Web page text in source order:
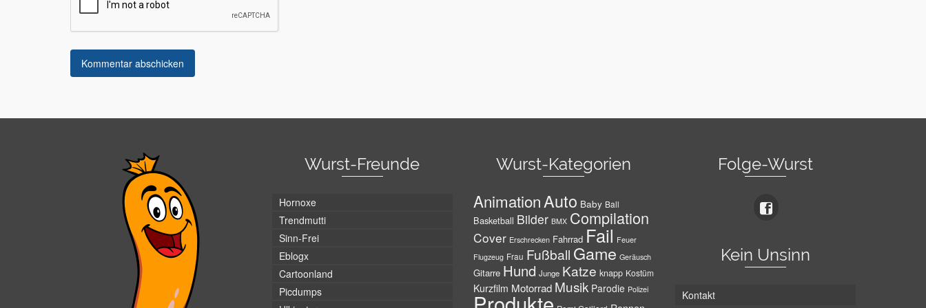
Wurst-Freunde
Hornoxe
Trendmutti
Sinn-Frei
Eblogx
Cartoonland
Picdumps
Wurst-Kategorien
AnimationAuto Baby Ball
Basketball Bilder BMX Compilation
Cover Erschrecken Fahrrad Fail Feuer
Flugzeug Frau Fußball Game Geräusch
Gitarre Hund Junge Katze knapp Kostüm
Kurzfilm Motorrad Musik Parodie Polizei
Folge-Wurst
Kein Unsinn
Kontakt